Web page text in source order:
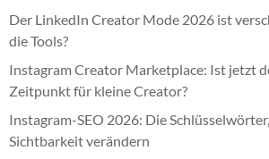
Der LinkedIn Creator Mode 2026 ist
die Tools?
Instagram Creator Marketplace: Ist jetzt
Zeitpunkt für kleine Creator?
Instagram-SEO 2026: Die
Sichtbarkeit verändern